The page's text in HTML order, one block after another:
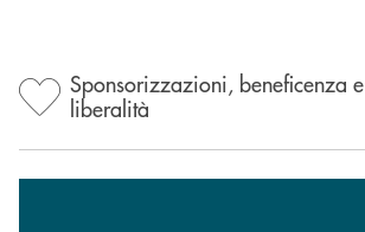
Sponsorizzazioni, beneficenza e
liberalità